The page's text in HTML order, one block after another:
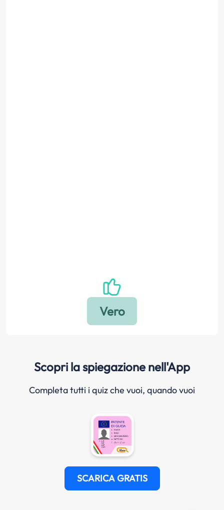
Scopri la spiegazione nell'App
Completa tutti i quiz che vuoi, quando vuoi
SCARICA GRATIS